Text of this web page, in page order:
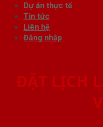
Dự án thực tế
Tin tức
Liên hệ
Đăng nhập
ĐẶT LỊCH